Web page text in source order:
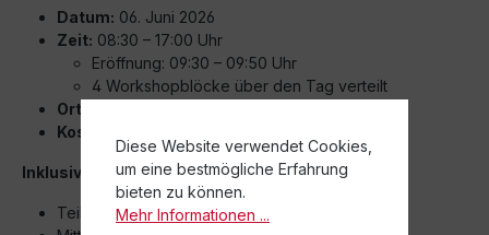
Datum: 06. Juni 2026
Zeit: 08:30 – 17:00 Uhr
Eröffnung: 09:30 – 09:50 Uhr
4 Workshopblöcke über den Tag verteilt
Ort:
Kosten:
Inklusive:
Teilnahme an 4 Workshops
Diese Website verwendet Cookies,
um eine bestmögliche Erfahrung
bieten zu können.
Mehr Informationen ...